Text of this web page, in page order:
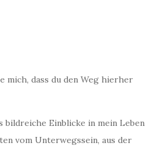
mich, dass du den Weg hierher
bildreiche Einblicke in mein Leben
vom Unterwegssein, aus der